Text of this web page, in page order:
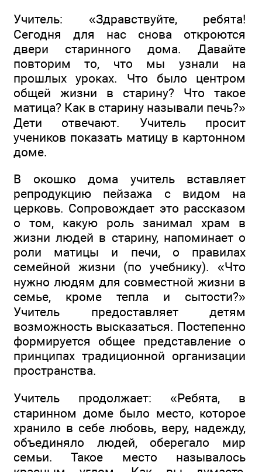
Учитель: «Здравствуйте, ребята!
Сегодня для нас снова откроются
двери старинного дома. Давайте
повторим то, что мы узнали на
прошлых уроках. Что было центром
общей жизни в старину? Что такое
матица? Как в старину называли печь?»
Дети отвечают. Учитель просит
учеников показать матицу в картонном
доме.
В окошко дома учитель вставляет
репродукцию пейзажа с видом на
церковь. Сопровождает это рассказом
о том, какую роль занимал храм в
жизни людей в старину, напоминает о
роли матицы и печи, о правилах
семейной жизни (по учебнику). «Что
нужно людям для совместной жизни в
семье, кроме тепла и сытости?»
Учитель предоставляет детям
возможность высказаться. Постепенно
формируется общее представление о
принципах традиционной организации
пространства.
Учитель продолжает: «Ребята, в
старинном доме было место, которое
хранило в себе любовь, веру, надежду,
объединяло людей, оберегало мир
семьи. Такое место называлось